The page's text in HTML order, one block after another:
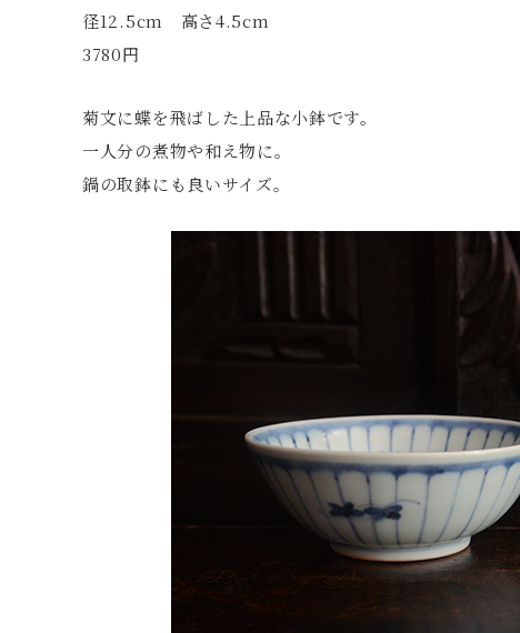
径12.5cm 高さ4.5cm
3780円
菊文に蝶を飛ばした上品な小鉢です。
一人分の煮物や和え物に。
鍋の取鉢にも良いサイズ。